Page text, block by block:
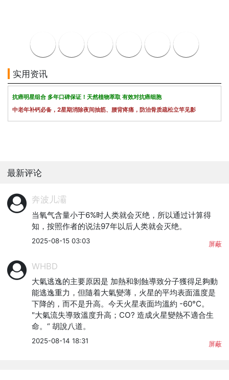
实用资讯
抗癌明星组合 多年口碑保证！天然植物萃取 有效对抗癌细胞
中老年补钙必备，2星期消除夜间抽筋、腰背疼痛，防治骨质疏松立竿见影
最新评论
奔波儿灞
当氧气含量小于6%时人类就会灭绝，所以通过计算得
知，按照作者的说法97年以后人类就会灭绝。
2025-08-15 03:03 屏蔽
WHBD
大氣逃逸的主要原因是 加熱和剝蝕導致分子獲得足夠動
能逃逸重力，但隨着大氣變薄，火星的平均表面溫度是
下降的，而不是升高。今天火星表面均溫約 -60°C。
"大氣流失導致溫度升高；CO? 造成火星變熱不適合生
命。“ 胡說八道。
2025-08-14 18:31 屏蔽